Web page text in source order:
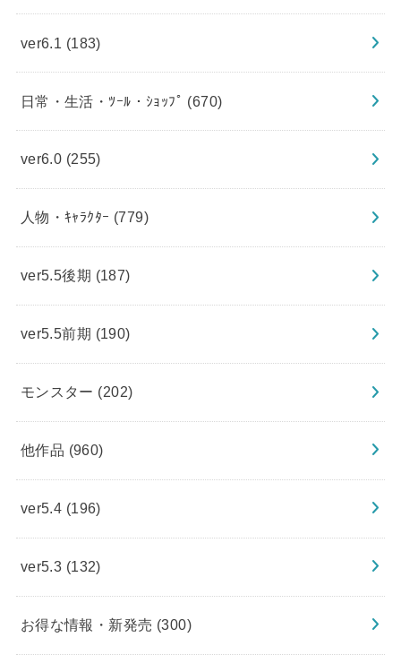
ver6.1 (183)
日常・生活・ﾂｰﾙ・ｼｮｯﾌﾟ (670)
ver6.0 (255)
人物・ｷｬﾗｸﾀｰ (779)
ver5.5後期 (187)
ver5.5前期 (190)
モンスター (202)
他作品 (960)
ver5.4 (196)
ver5.3 (132)
お得な情報・新発売 (300)